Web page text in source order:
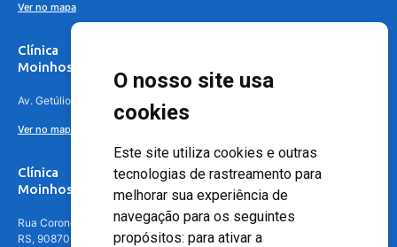
O nosso site usa
cookies
Este site utiliza cookies e outras
tecnologias de rastreamento para
melhorar sua experiência de
navegação para os seguintes
propósitos: para ativar a
Ver no mapa
Clínica
Moinhos de Vento Canoas
Av. Getúlio Vargas, 4841 – Centro, Canoas – RS, 92010-010
Ver no mapa
Clínica
Moinhos de Vento - Teresópolis
Rua Coronel Aparício Borges, 250 - 3º andar - Teresópolis, Porto Alegre -
RS, 90870-016